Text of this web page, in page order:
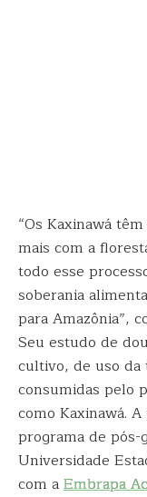
“Os Kaxinawá
mais com a
todo esse
soberania
para Amazônia”,
Seu estudo de
cultivo, de uso da
consumidas pelo
como Kaxinawá.
programa de pós-
Universidade
com aEmbrapa